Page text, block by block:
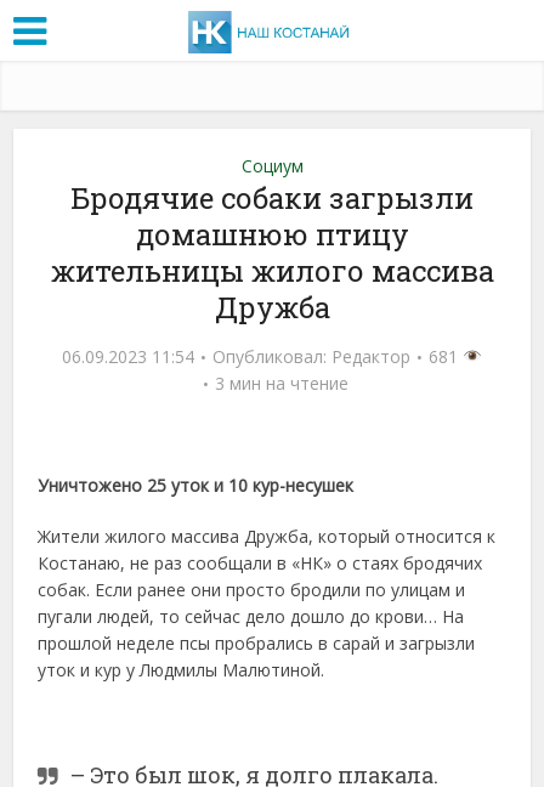
Социум
Бродячие собаки загрызли
домашнюю птицу
жительницы жилого массива
Дружба
06.09.2023 11:54 Опубликовал: Редактор
681
3 мин на чтение
Уничтожено 25 уток и 10 кур-несушек
Жители жилого массива Дружба, который относится к
Костанаю, не раз сообщали в «НК» о стаях бродячих
собак. Если ранее они просто бродили по улицам и
пугали людей, то сейчас дело дошло до крови… На
прошлой неделе псы пробрались в сарай и загрызли
уток и кур у Людмилы Малютиной.
– Это был шок, я долго плакала.